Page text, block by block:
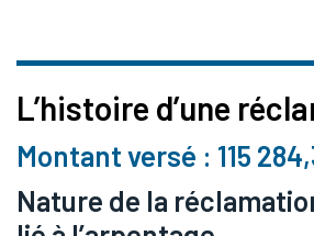
L’histoire d’une
Montant versé : 115
Nature de la